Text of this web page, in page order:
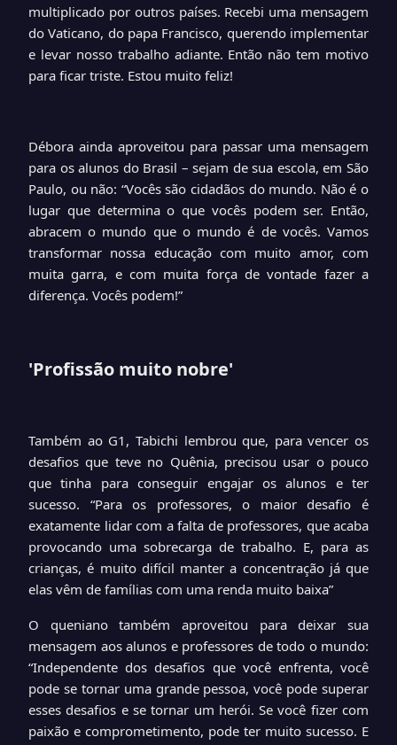
multiplicado por outros países. Recebi uma mensagem
do Vaticano, do papa Francisco, querendo implementar
e levar nosso trabalho adiante. Então não tem motivo
para ficar triste. Estou muito feliz!
Débora ainda aproveitou para passar uma mensagem
para os alunos do Brasil – sejam de sua escola, em São
Paulo, ou não: “Vocês são cidadãos do mundo. Não é o
lugar que determina o que vocês podem ser. Então,
abracem o mundo que o mundo é de vocês. Vamos
transformar nossa educação com muito amor, com
muita garra, e com muita força de vontade fazer a
diferença. Vocês podem!”
'Profissão muito nobre'
Também ao G1, Tabichi lembrou que, para vencer os
desafios que teve no Quênia, precisou usar o pouco
que tinha para conseguir engajar os alunos e ter
sucesso. “Para os professores, o maior desafio é
exatamente lidar com a falta de professores, que acaba
provocando uma sobrecarga de trabalho. E, para as
crianças, é muito difícil manter a concentração já que
elas vêm de famílias com uma renda muito baixa”
O queniano também aproveitou para deixar sua
mensagem aos alunos e professores de todo o mundo:
“Independente dos desafios que você enfrenta, você
pode se tornar uma grande pessoa, você pode superar
esses desafios e se tornar um herói. Se você fizer com
paixão e comprometimento, pode ter muito sucesso. E